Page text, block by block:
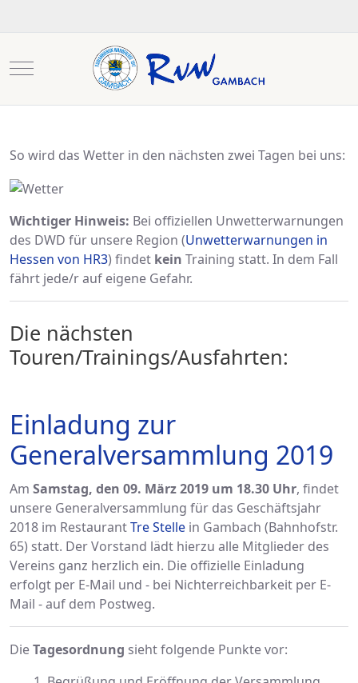
Mobile Menu Toggle
So wird das Wetter in den nächsten zwei Tagen bei uns:
Wichtiger Hinweis: Bei offiziellen Unwetterwarnungen
des DWD für unsere Region (Unwetterwarnungen in
Hessen von HR3) findet kein Training statt. In dem Fall
fährt jede/r auf eigene Gefahr.
Die nächsten
Touren/Trainings/Ausfahrten:
Einladung zur
Generalversammlung 2019
Am Samstag, den 09. März 2019 um 18.30 Uhr, findet
unsere Generalversammlung für das Geschäftsjahr
2018 im RestaurantTre Stelle in Gambach (Bahnhofstr.
65) statt. Der Vorstand lädt hierzu alle Mitglieder des
Vereins ganz herzlich ein. Die offizielle Einladung
erfolgt per E-Mail und - bei Nichterreichbarkeit per E-
Mail - auf dem Postweg.
DieTagesordnung sieht folgende Punkte vor: